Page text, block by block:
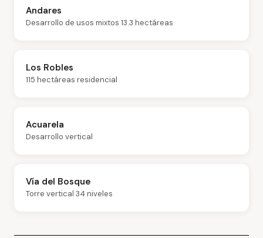
Andares
Desarrollo de usos mixtos 13.3 hectáreas
Los Robles
115 hectáreas residencial
Acuarela
Desarrollo vertical
Vía del Bosque
Torre vertical 34 niveles